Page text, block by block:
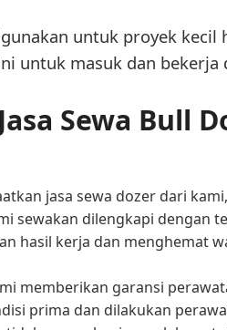
untuk proyek kecil
untuk masuk dan bekerja
Sewa Bull
jasa sewa dozer dari
sewakan dilengkapi dengan
hasil kerja dan menghemat
memberikan garansi
prima dan dilakukan